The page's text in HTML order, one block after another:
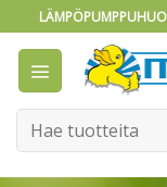
to
content
Etsi: